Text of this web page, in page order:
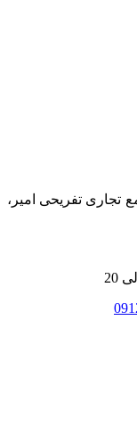
تجاری تفریحی امیر،